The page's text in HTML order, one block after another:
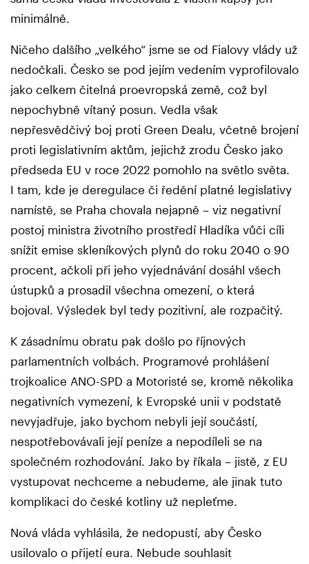
minimálně.
Ničeho dalšího „velkého“ jsme se od Fialovy vlády už
nedočkali. Česko se pod jejím vedením vyprofilovalo
jako celkem čitelná proevropská země, což byl
nepochybně vítaný posun. Vedla však
nepřesvědčivý boj proti Green Dealu, včetně brojení
proti legislativním aktům, jejichž zrodu Česko jako
předseda EU v roce 2022 pomohlo na světlo světa.
I tam, kde je deregulace či ředění platné legislativy
namístě, se Praha chovala nejapně – viz negativní
postoj ministra životního prostředí Hladíka vůči cíli
snížit emise skleníkových plynů do roku 2040 o 90
procent, ačkoli při jeho vyjednávání dosáhl všech
ústupků a prosadil všechna omezení, o která
bojoval. Výsledek byl tedy pozitivní, ale rozpačitý.
K zásadnímu obratu pak došlo po říjnových
parlamentních volbách. Programové prohlášení
trojkoalice ANO-SPD a Motoristé se, kromě několika
negativních vymezení, k Evropské unii v podstatě
nevyjadřuje, jako bychom nebyli její součástí,
nespotřebovávali její peníze a nepodíleli se na
společném rozhodování. Jako by říkala – jistě, z EU
vystupovat nechceme a nebudeme, ale jinak tuto
komplikaci do české kotliny už nepleťme.
Nová vláda vyhlásila, že nedopustí, aby Česko
usilovalo o přijetí eura. Nebude souhlasit